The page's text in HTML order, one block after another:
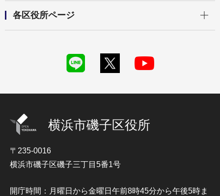
各区役所ページ
横浜市磯子区役所
〒235-0016
横浜市磯子区磯子三丁目5番1号
開庁時間：月曜日から金曜日午前8時45分から午後5時ま